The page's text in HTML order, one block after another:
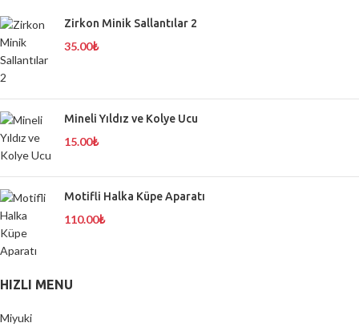
Zirkon Minik Sallantılar 2
35.00₺
Mineli Yıldız ve Kolye Ucu
15.00₺
Motifli Halka Küpe Aparatı
110.00₺
HIZLI MENU
Miyuki